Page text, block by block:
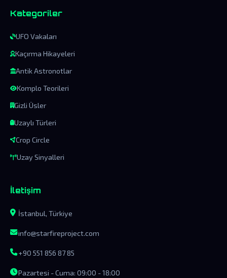
Kategoriler
UFO Vakaları
Kaçırma Hikayeleri
Antik Astronotlar
Komplo Teorileri
Gizli Üsler
Uzaylı Türleri
Crop Circle
Uzay Sinyalleri
İletişim
İstanbul, Türkiye
info@starfireproject.com
+90 551 856 87 85
Pazartesi - Cuma: 09:00 - 18:00